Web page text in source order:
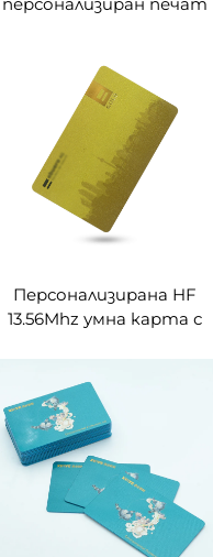
UHF предно стъкло на
автомобил UHF
етикет
Персонализирана HF
13.56Mhz умна карта с
бизнес умна карта NFC
карта